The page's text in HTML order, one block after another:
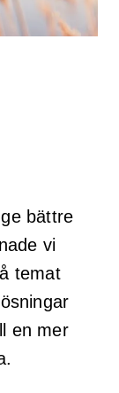
bättre
vi
temat
en mer